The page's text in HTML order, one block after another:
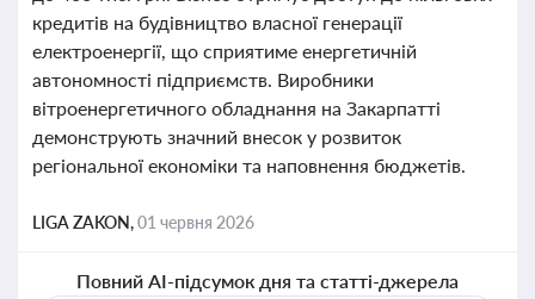
кредитів на будівництво власної генерації
електроенергії, що сприятиме енергетичній
автономності підприємств. Виробники
вітроенергетичного обладнання на Закарпатті
демонструють значний внесок у розвиток
регіональної економіки та наповнення бюджетів.
LIGA ZAKON,01 червня 2026
Повний AI-підсумок дня та статті-джерела